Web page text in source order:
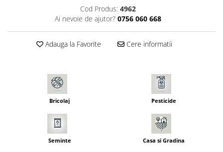
Seminte mazare
Seminte morcovi
Seminte pastarnac
Seminte salata
Seminte telina
Seminte varza
Seminte Vinete
Cod Produs: 4962
Ai nevoie de ajutor? 0756 060 668
Adauga la Favorite Cere informatii
Bricolaj Pesticide
Seminte Casa si Gradina